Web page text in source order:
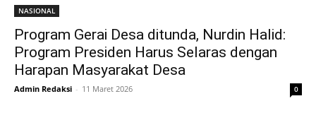
NASIONAL
Program Gerai Desa ditunda, Nurdin Halid:
Program Presiden Harus Selaras dengan
Harapan Masyarakat Desa
Admin Redaksi - 11 Maret 2026 0